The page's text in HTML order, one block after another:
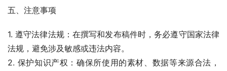
五、注意事项
1. 遵守法律法规：在撰写和发布稿件时，务必遵守国家法律
法规，避免涉及敏感或违法内容。
2. 保护知识产权：确保所使用的素材、数据等来源合法，